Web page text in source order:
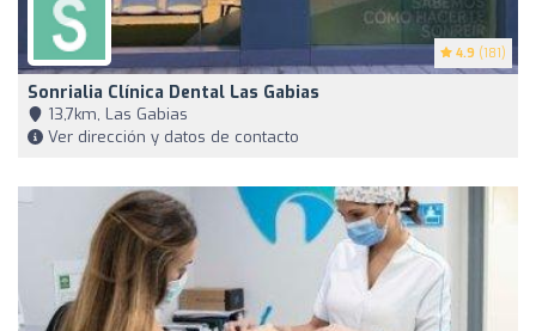
4.9 (181)
Sonrialia Clínica Dental Las Gabias
13,7km, Las Gabias
Ver dirección y datos de contacto